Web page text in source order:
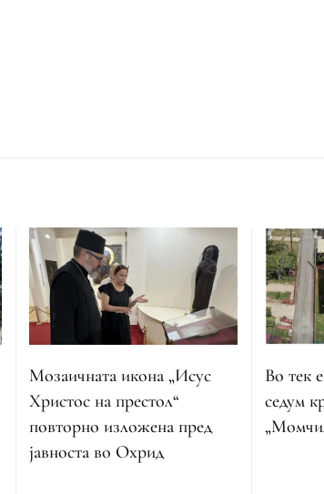
Мозаичната икона „Исус
Христос на престол“
повторно изложена пред
јавноста во Охрид
Во тек
седум